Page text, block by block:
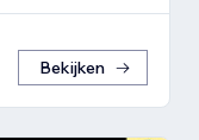
Bekijken